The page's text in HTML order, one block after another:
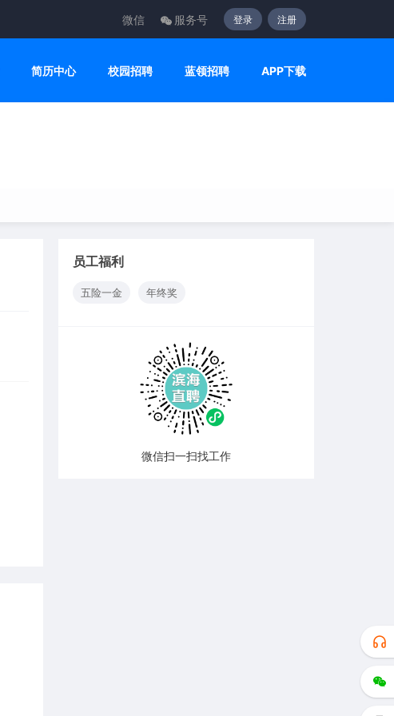
微信 服务号 登录 注册
简历中心 校园招聘 蓝领招聘 APP下载
员工福利
五险一金 年终奖
微信扫一扫找工作